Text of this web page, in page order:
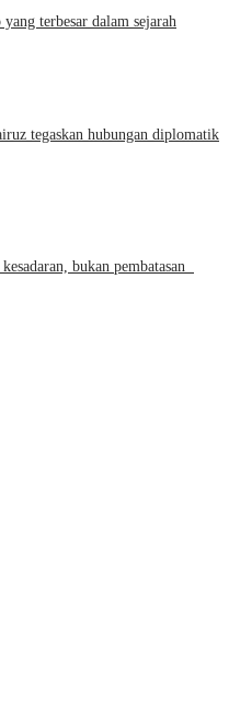
terbesar dalam sejarah
tegaskan hubungan diplomatik
bukan pembatasan